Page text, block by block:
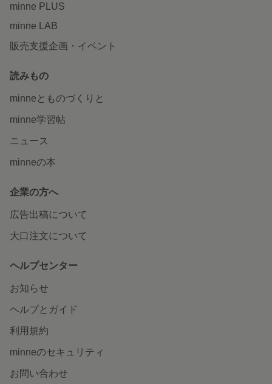
minne PLUS
minne LAB
販売支援企画・イベント
読みもの
minneとものづくりと
minne学習帖
ニュース
minneの本
企業の方へ
広告出稿について
大口注文について
ヘルプセンター
お知らせ
ヘルプとガイド
利用規約
minneのセキュリティ
お問い合わせ